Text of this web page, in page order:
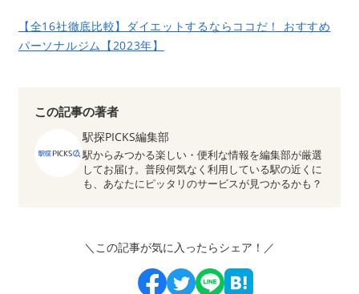
【全16社徹底比較】ダイエットするならココだ！ おすすめ
パーソナルジム【2023年】
この記事の著者
駅探PICKS編集部
駅からみつかる楽しい・便利な情報を編集部が厳選
してお届け。普段何気なく利用している駅の近くに
も、あなたにピッタリのサービスが見つかるかも？
＼この記事が気に入ったらシェア！／